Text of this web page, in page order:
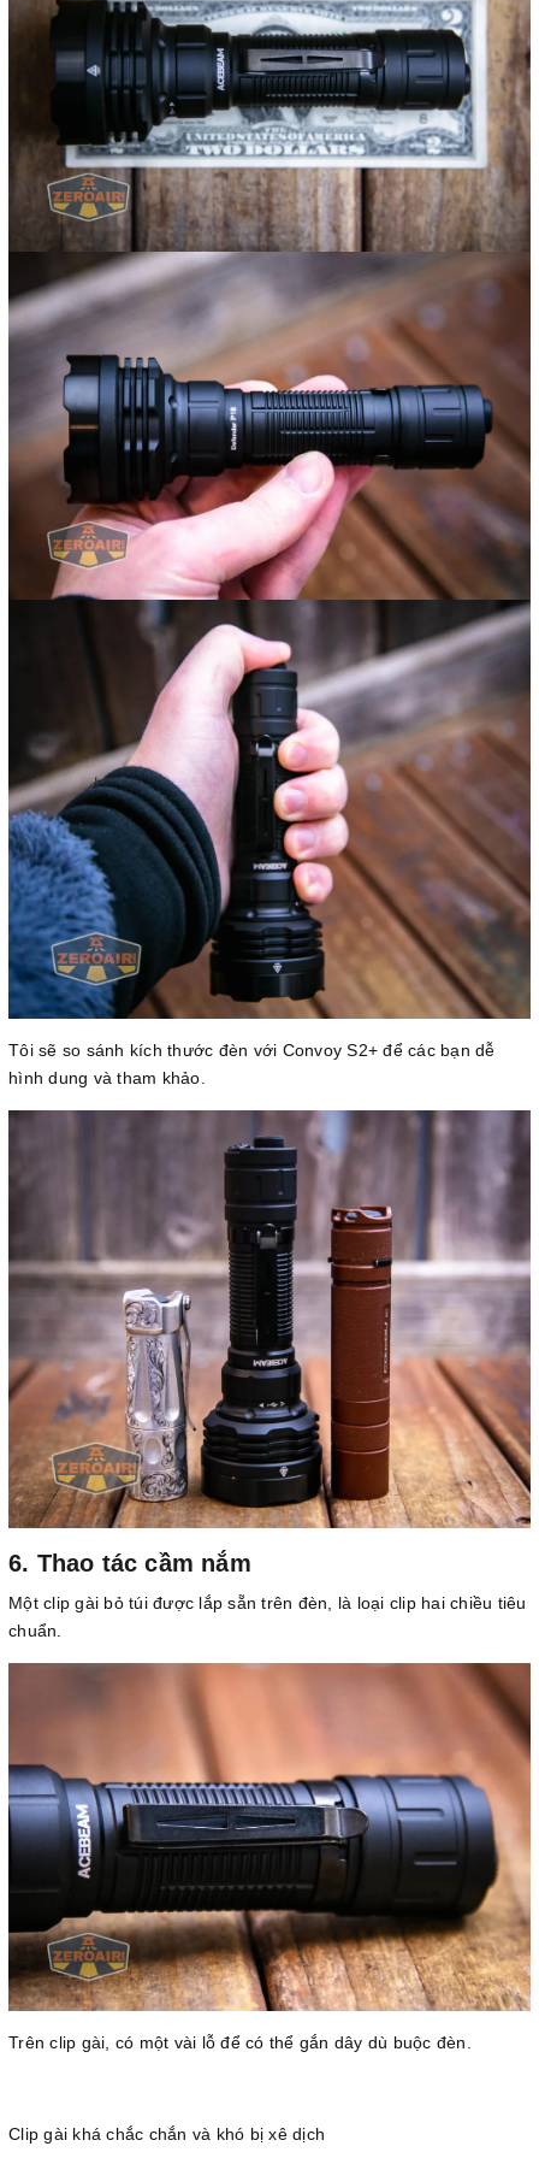
Tôi sẽ so sánh kích thước đèn với Convoy S2+ để các bạn dễ
hình dung và tham khảo.
6. Thao tác cầm nắm
Một clip gài bỏ túi được lắp sẵn trên đèn, là loại clip hai chiều tiêu
chuẩn.
Trên clip gài, có một vài lỗ để có thể gắn dây dù buộc đèn.
Clip gài khá chắc chắn và khó bị xê dịch